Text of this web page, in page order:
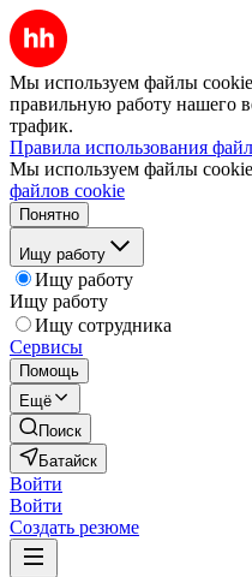
Мы используем файлы
правильную работу нашего
трафик.
Правила использования
Мы используем файлы
файлов cookie
Понятно
Ищу работу
Ищу работу
Ищу работу
Ищу сотрудника
Сервисы
Помощь
Ещё
Поиск
Батайск
Войти
Войти
Создать резюме